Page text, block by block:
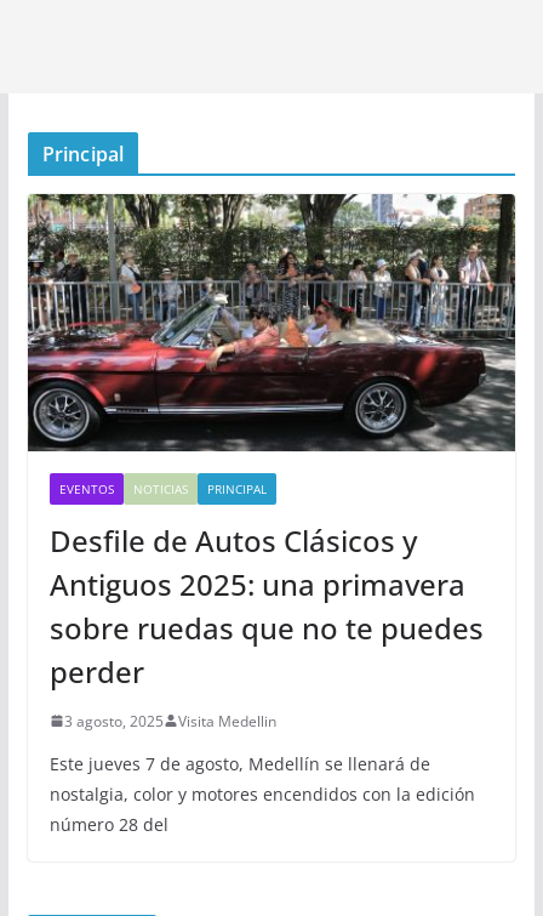
Principal
EVENTOS NOTICIAS PRINCIPAL
Desfile de Autos Clásicos y
Antiguos 2025: una primavera
sobre ruedas que no te puedes
perder
3 agosto, 2025 Visita Medellin
Este jueves 7 de agosto, Medellín se llenará de
nostalgia, color y motores encendidos con la edición
número 28 del